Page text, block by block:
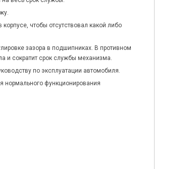
чтобы отсутствовал какой либо
зазора в подшипниках. В противном
и сократит срок службы механизма.
по эксплуатации автомобиля.
нормального функционирования